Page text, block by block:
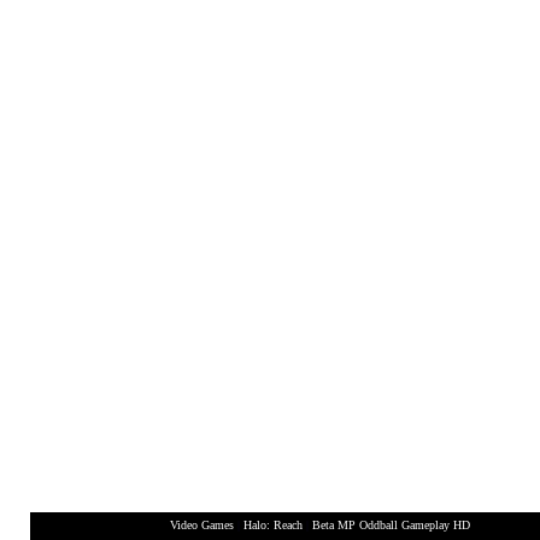
Video Games| Halo: Reach| Beta MP Oddball Gameplay HD